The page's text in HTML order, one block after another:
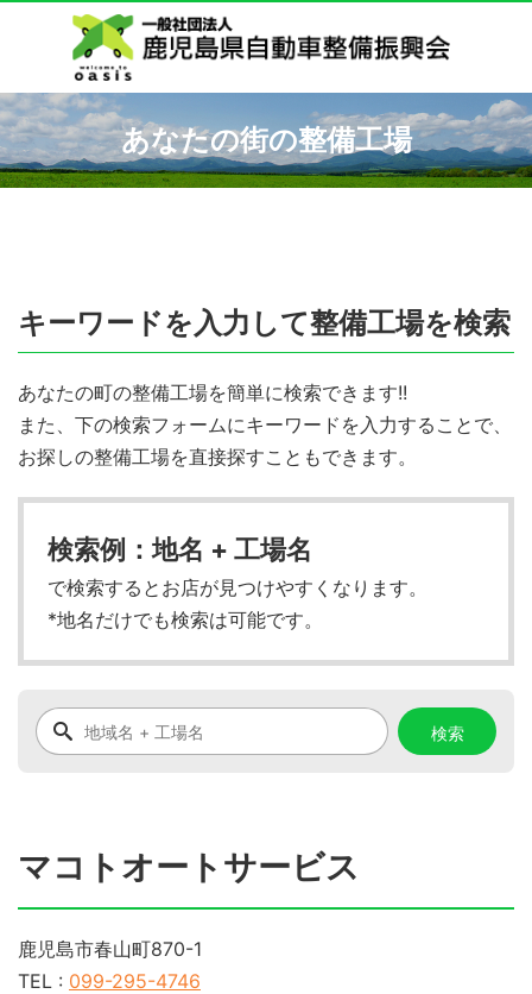
あなたの街の整備工場
キーワードを入力して整備工場を検索
あなたの町の整備工場を簡単に検索できます!!
また、下の検索フォームにキーワードを入力することで、
お探しの整備工場を直接探すこともできます。
検索例：地名 + 工場名
で検索するとお店が見つけやすくなります。
*地名だけでも検索は可能です。
マコトオートサービス
鹿児島市春山町870-1
TEL : 099-295-4746